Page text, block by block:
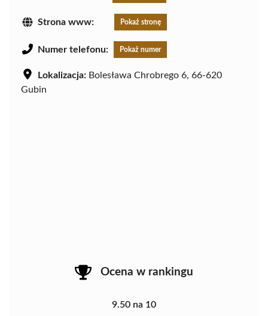
Strona www: Pokaż stronę
Numer telefonu: Pokaż numer
Lokalizacja: Bolesława Chrobrego 6, 66-620
Gubin
Ocena w rankingu
9.50 na 10